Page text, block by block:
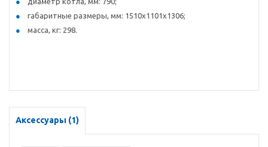
габаритные размеры, мм: 1510х1101х1306;
масса, кг: 298.
Аксессуары (1)